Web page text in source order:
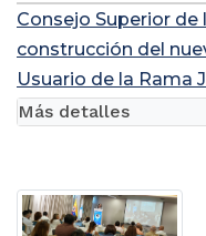
Consejo Superior de
construcción del
Usuario de la Rama
Más detalles